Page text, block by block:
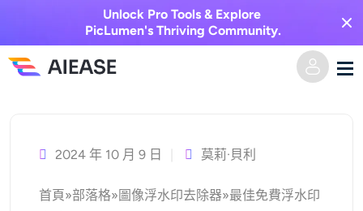
Unlock Pro Tools & Explore
PicLumen's Thriving Community.
AI視頻
文字轉視頻
視覺特效
2024 年 10 月 9 日 莫莉·貝利
首頁»部落格»圖像浮水印去除器»最佳免費浮水印